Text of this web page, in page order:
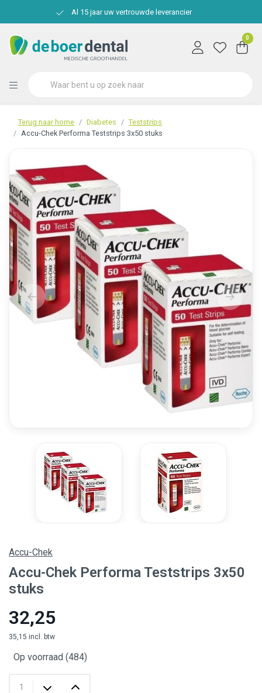
Al 15 jaar uw vertrouwde leverancier
0
Terug naar home Diabetes
Teststrips
Accu-Chek Performa Teststrips 3x50 stuks
Accu-Chek
Accu-Chek Performa Teststrips 3x50
stuks
32,25
35,15 incl. btw
Op voorraad (484)